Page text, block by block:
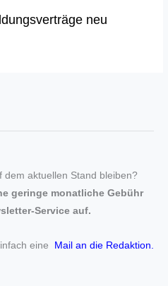
neu
dem aktuellen Stand bleiben?
geringe monatliche Gebühr
Service auf.
eine Mail an die Redaktion